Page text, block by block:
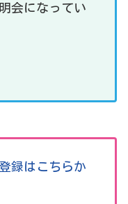
会になってい
録はこちらか